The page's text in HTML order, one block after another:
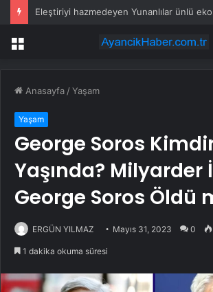
Menü
Anasayfa /Yaşam
Yaşam
George Soros
Yaşında? Milyarder
George Soros Öldü
ERGÜN YILMAZ Mayıs 31, 2023 0
1 dakika okuma süresi